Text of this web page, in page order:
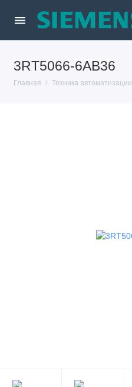
3RT5066-6AB36
Главная Техника автоматизации